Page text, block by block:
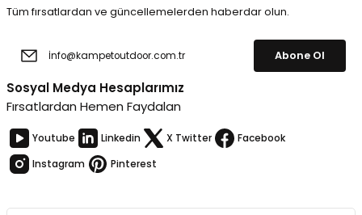
Tüm fırsatlardan ve güncellemelerden haberdar olun.
Abone Ol
Sosyal Medya Hesaplarımız
Fırsatlardan Hemen Faydalan
Youtube Linkedin X Twitter
Facebook
Instagram
Pinterest